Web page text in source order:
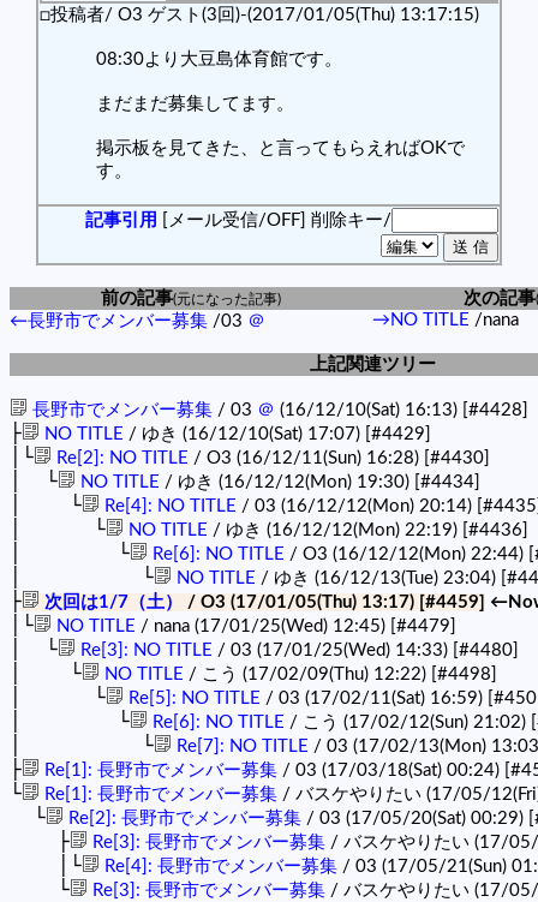
□投稿者/ O3 ゲスト(3回)-(2017/01/05(Thu) 13:17:15)
08:30より大豆島体育館です。
まだまだ募集してます。
掲示板を見てきた、と言ってもらえればOKで
す。
記事引用 [メール受信/OFF] 削除キー/
前の記事(元になった記事) 次の記事
←長野市でメンバー募集 /03 ＠ →NO TITLE /nana
上記関連ツリー
長野市でメンバー募集 / 03 ＠ (16/12/10(Sat) 16:13) [#4428]
├ NO TITLE / ゆき (16/12/10(Sat) 17:07) [#4429]
│└ Re[2]: NO TITLE / O3 (16/12/11(Sun) 16:28) [#4430]
│ └ NO TITLE / ゆき (16/12/12(Mon) 19:30) [#4434]
│ └ Re[4]: NO TITLE / 03 (16/12/12(Mon) 20:14)
│ └ NO TITLE / ゆき (16/12/12(Mon) 22:19) [#4436]
│ └ Re[6]: NO TITLE / O3 (16/12/12(Mon) 22:44)
│ └ NO TITLE / ゆき (16/12/13(Tue) 23:04)
├ 次回は1/7（土） / O3 (17/01/05(Thu) 13:17) [#4459]
│└ NO TITLE / nana (17/01/25(Wed) 12:45) [#4479]
│ └ Re[3]: NO TITLE / 03 (17/01/25(Wed) 14:33) [#4480]
│ └ NO TITLE / こう (17/02/09(Thu) 12:22) [#4498]
│ └ Re[5]: NO TITLE / 03 (17/02/11(Sat) 16:59)
│ └ Re[6]: NO TITLE / こう (17/02/12(Sun) 21:02)
│ └ Re[7]: NO TITLE / 03 (17/02/13(Mon)
├ Re[1]: 長野市でメンバー募集 / 03 (17/03/18(Sat) 00:24)
└ Re[1]: 長野市でメンバー募集 / バスケやりたい (17/05/
└ Re[2]: 長野市でメンバー募集 / 03 (17/05/20(Sat) 00:29)
├ Re[3]: 長野市でメンバー募集 / バスケやりたい (17/
│└ Re[4]: 長野市でメンバー募集 / 03 (17/05/21(Sun)
└ Re[3]: 長野市でメンバー募集 / バスケやりたい (17/